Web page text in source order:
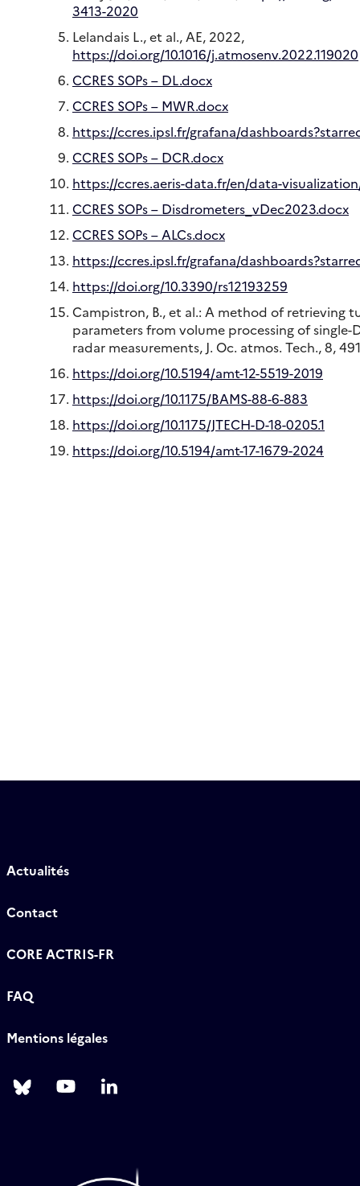
3413-2020
Lelandais L., et al., AE, 2022,
https://doi.org/10.1016/j.atmosenv.2022.119020
CCRES SOPs – DL.docx
CCRES SOPs – MWR.docx
https://ccres.ipsl.fr/grafana/
CCRES SOPs – DCR.docx
https://ccres.aeris-data.fr/en/data-
CCRES SOPs – Disdrometers_vDec2023.docx
CCRES SOPs – ALCs.docx
https://ccres.ipsl.fr/grafana/
https://doi.org/10.3390/rs12193259
Campistron, B., et al.: A method of retrieving
parameters from volume processing of single-
radar measurements, J. Oc. atmos. Tech., 8,
https://doi.org/10.5194/amt-12-5519-2019
https://doi.org/10.1175/BAMS-88-6-883
https://doi.org/10.1175/JTECH-D-18-0205.1
https://doi.org/10.5194/amt-17-1679-2024
Actualités
Contact
CORE ACTRIS-FR
FAQ
Mentions légales
Follow